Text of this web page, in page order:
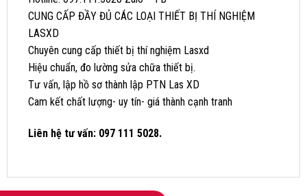
CUNG CẤP ĐẦY ĐỦ CÁC LOẠI THIẾT BỊ THÍ NGHIỆM
LASXD
Chuyên cung cấp thiết bị thí nghiệm Lasxd
Hiệu chuẩn, đo lường sửa chữa thiết bị.
Tư vấn, lập hồ sơ thành lập PTN Las XD
Cam kết chất lượng- uy tín- giá thành cạnh tranh
Liên hệ tư vấn: 097 111 5028.